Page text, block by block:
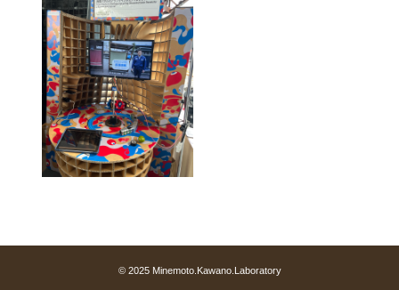
© 2025 Minemoto.Kawano.Laboratory